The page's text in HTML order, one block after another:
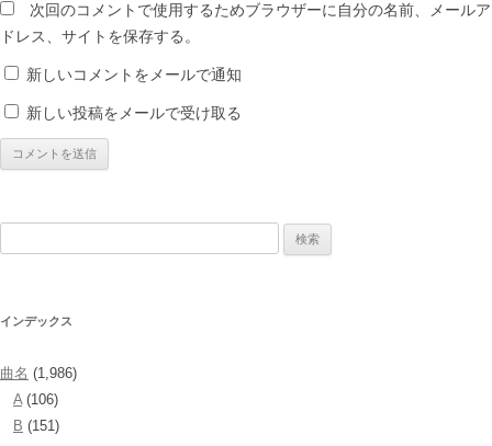
次回のコメントで使用するためブラウザーに自分の名前、メールア
ドレス、サイトを保存する。
新しいコメントをメールで通知
新しい投稿をメールで受け取る
インデックス
曲名 (1,986)
A(106)
B (151)